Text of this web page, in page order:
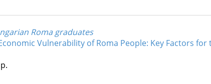
Roma graduates
Vulnerability of Roma People: Key Factors